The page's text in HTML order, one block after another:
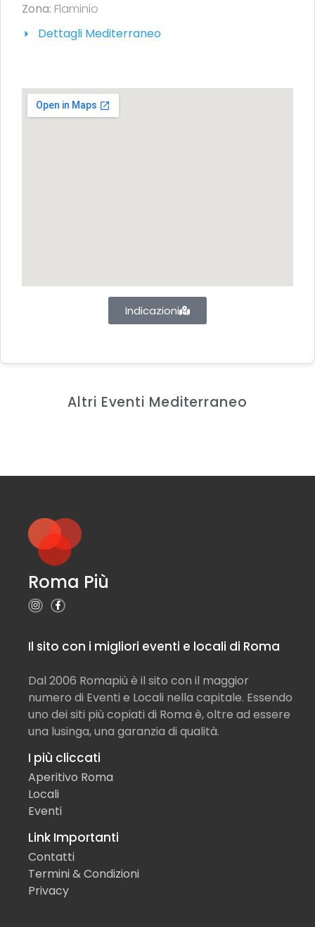
Zona: Flaminio
Dettagli Mediterraneo
Indicazioni
Altri Eventi Mediterraneo
Roma Più
Il sito con i migliori eventi e locali di Roma
Dal 2006 Romapiù è il sito con il maggior
numero di Eventi e Locali nella capitale. Essendo
uno dei siti più copiati di Roma è, oltre ad essere
una lusinga, una garanzia di qualità.
I più cliccati
Aperitivo Roma
Locali
Eventi
Link Importanti
Contatti
Termini & Condizioni
Privacy